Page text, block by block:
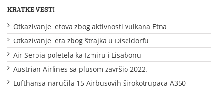
KRATKE VESTI
Otkazivanje letova zbog aktivnosti vulkana Etna
Otkazivanje leta zbog štrajka u Diseldorfu
Air Serbia poletela ka Izmiru i Lisabonu
Austrian Airlines sa plusom završio 2022.
Lufthansa naručila 15 Airbusovih širokotrupaca A350